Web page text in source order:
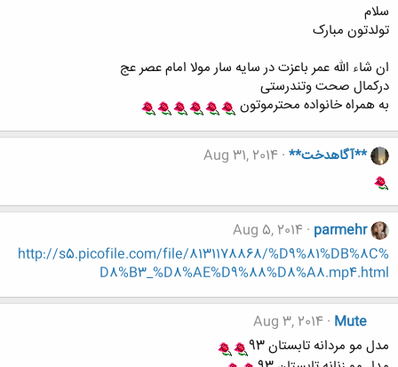
سلام
تولدتون مبارک
ان شاء الله عمر باعزت در سایه سار مولا امام عصر عج
درکمال صحت وتندرستی
به همراه خانواده محترموتون
**آگاهدخت** Aug 31, 2014
parmehr
Aug 5, 2014
http://s5.picofile.com/file/8131178868/%D9%81%DB%8C%
D8%B3_%D8%AE%D9%88%D8%A8.mp4.html
Mute
Aug 3, 2014
مدل مو مردانه تابستان 93